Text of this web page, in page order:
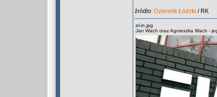
źródło: Dziennik Łódzki / RK
el-in.jpg
Jan Wach oraz Agnieszka Wach -